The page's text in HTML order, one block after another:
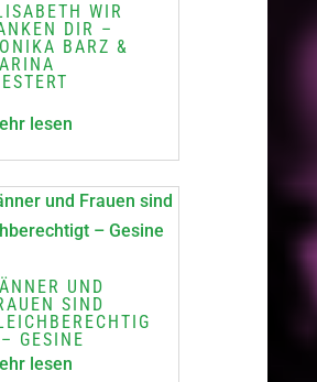
WIR
DIR –
BARZ &
lesen
UND
SIND
GESINE
lesen